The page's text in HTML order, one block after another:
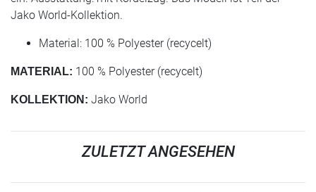
Jako World-Kollektion.
Material: 100 % Polyester (recycelt)
MATERIAL: 100 % Polyester (recycelt)
KOLLEKTION: Jako World
ZULETZT ANGESEHEN